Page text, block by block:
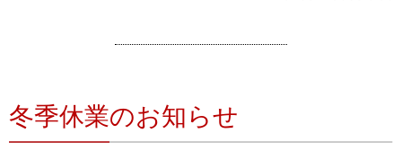
冬季休業のお知らせ